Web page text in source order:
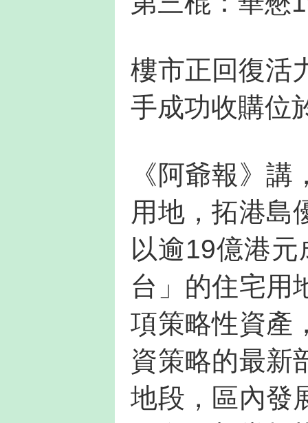
樓市正回復活
手成功收購位
《阿爺報》
用地，拓港島
以逾19億港
台」的住宅用
項策略性資產
資策略的最新
地段，區內發